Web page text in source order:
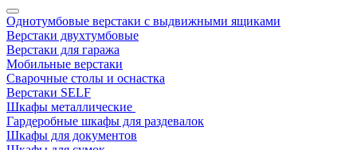
Однотумбовые верстаки с выдвижными ящиками
Верстаки двухтумбовые
Верстаки для гаража
Мобильные верстаки
Сварочные столы и оснастка
Верстаки SELF
Шкафы металлические
Гардеробные шкафы для раздевалок
Шкафы для документов